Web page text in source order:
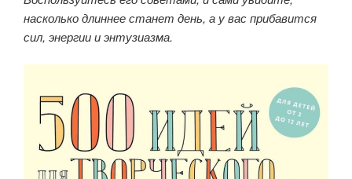
насколько длиннее станет день, а у вас прибавится
сил, энергии и энтузиазма.